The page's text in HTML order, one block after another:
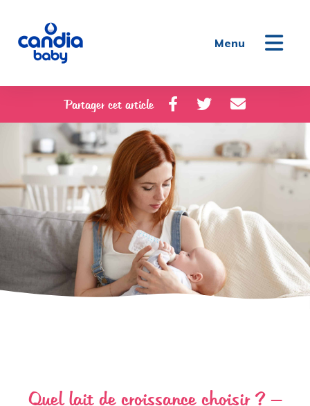
Menu
Partager cet article
Quel lait de croissance choisir​​ ? —